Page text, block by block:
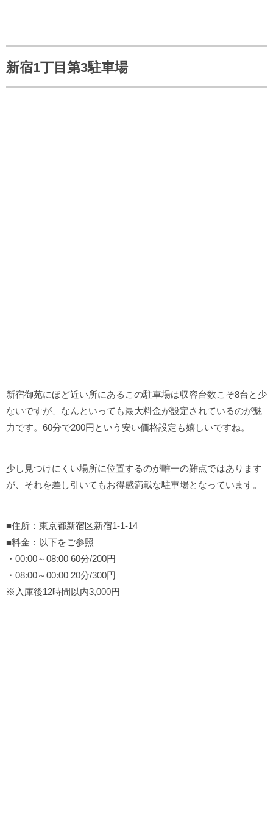
新宿1丁目第3駐車場
新宿御苑にほど近い所にあるこの駐車場は収容台数こそ8台と少
ないですが、なんといっても最大料金が設定されているのが魅
力です。60分で200円という安い価格設定も嬉しいですね。
少し見つけにくい場所に位置するのが唯一の難点ではあります
が、それを差し引いてもお得感満載な駐車場となっています。
■住所：東京都新宿区新宿1-1-14
■料金：以下をご参照
・00:00～08:00 60分/200円
・08:00～00:00 20分/300円
※入庫後12時間以内3,000円